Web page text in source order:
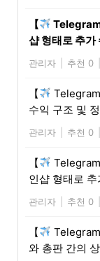
【
샵 형태로 추가
관리자 추천 0
【
수익 구조 및
관리자 추천 0
【
인샵 형태로
관리자 추천 0
【
와 총판 간의